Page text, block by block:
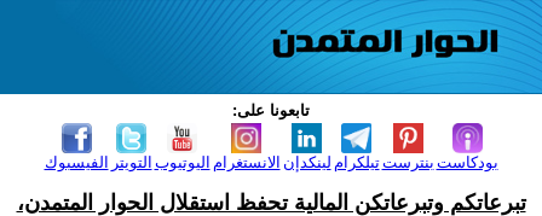
تابعونا على:
الفيسبوك التويتر اليوتيوب الانستغرام لينكدإن تيلكرامبنترست بودكاست
تبرعاتكم وتبرعاتكن المالية تحفظ استقلال الحوار المتمدن،